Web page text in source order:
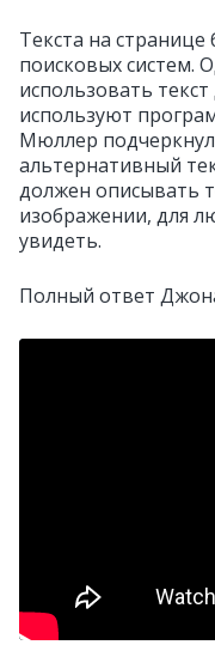
Текста на странице
поисковых систем.
использовать
используют
Мюллер
альтернативный
должен описывать
изображении, для
увидеть.
Полный ответ